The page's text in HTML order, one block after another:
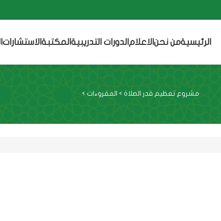
الرئيسيةمن نحن الاعلام الدورات التدريبية المكتبة الاستشارات
مشروع تعظيم قدر الصلاة > المقروءات >